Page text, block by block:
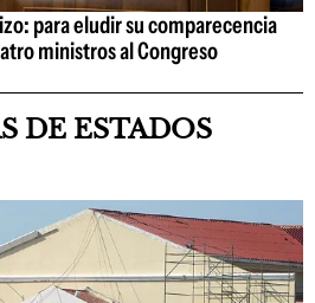
para eludir su comparecencia
ministros al Congreso
DE ESTADOS